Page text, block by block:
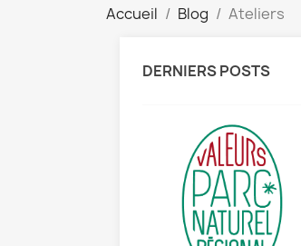
Accueil Blog Ateliers
DERNIERS POSTS